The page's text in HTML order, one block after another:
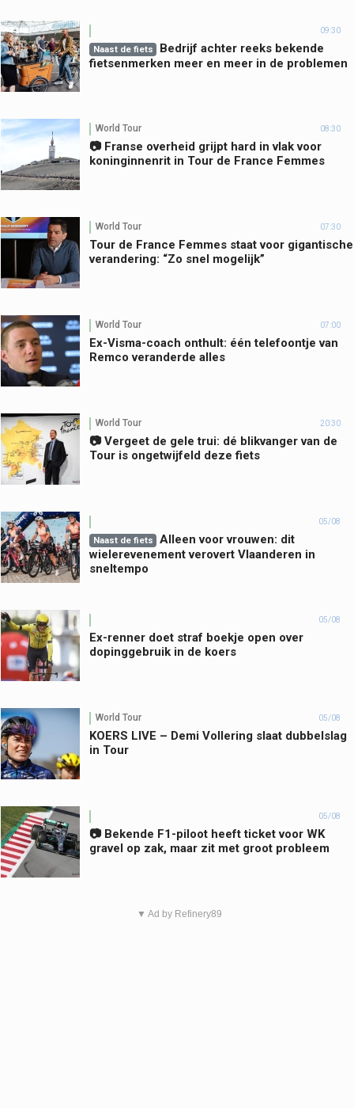
09:30
Naast de fiets
Bedrijf achter reeks bekende
fietsenmerken meer en meer in de problemen
World Tour 08:30
📷 Franse overheid grijpt hard in vlak voor
koninginnenrit in Tour de France Femmes
World Tour 07:30
Tour de France Femmes staat voor gigantische
verandering: “Zo snel mogelijk”
World Tour 07:00
Ex-Visma-coach onthult: één telefoontje van
Remco veranderde alles
World Tour 20:30
📷 Vergeet de gele trui: dé blikvanger van de
Tour is ongetwijfeld deze fiets
05/08
Naast de fiets
Alleen voor vrouwen: dit
wielerevenement verovert Vlaanderen in
sneltempo
05/08
Ex-renner doet straf boekje open over
dopinggebruik in de koers
World Tour 05/08
KOERS LIVE – Demi Vollering slaat dubbelslag
in Tour
05/08
📷 Bekende F1-piloot heeft ticket voor WK
gravel op zak, maar zit met groot probleem
▼ Ad by Refinery89